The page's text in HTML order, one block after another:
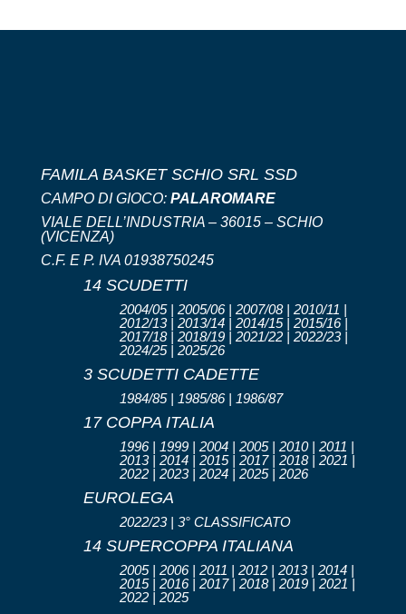
FAMILA BASKET SCHIO SRL SSD
CAMPO DI GIOCO: PALAROMARE
VIALE DELL’INDUSTRIA – 36015 – SCHIO
(VICENZA)
C.F. E P. IVA 01938750245
14 SCUDETTI
2004/05 | 2005/06 | 2007/08 | 2010/11 |
2012/13 | 2013/14 | 2014/15 | 2015/16 |
2017/18 | 2018/19 | 2021/22 | 2022/23 |
2024/25 | 2025/26
3 SCUDETTI CADETTE
1984/85 | 1985/86 | 1986/87
17 COPPA ITALIA
1996 | 1999 | 2004 | 2005 | 2010 | 2011 |
2013 | 2014 | 2015 | 2017 | 2018 | 2021 |
2022 | 2023 | 2024 | 2025 | 2026
EUROLEGA
2022/23 | 3° CLASSIFICATO
14 SUPERCOPPA ITALIANA
2005 | 2006 | 2011 | 2012 | 2013 | 2014 |
2015 | 2016 | 2017 | 2018 | 2019 | 2021 |
2022 | 2025